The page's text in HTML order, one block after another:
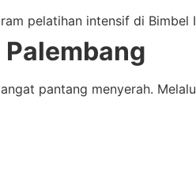
pelatihan intensif di Bimbel
pantang menyerah.